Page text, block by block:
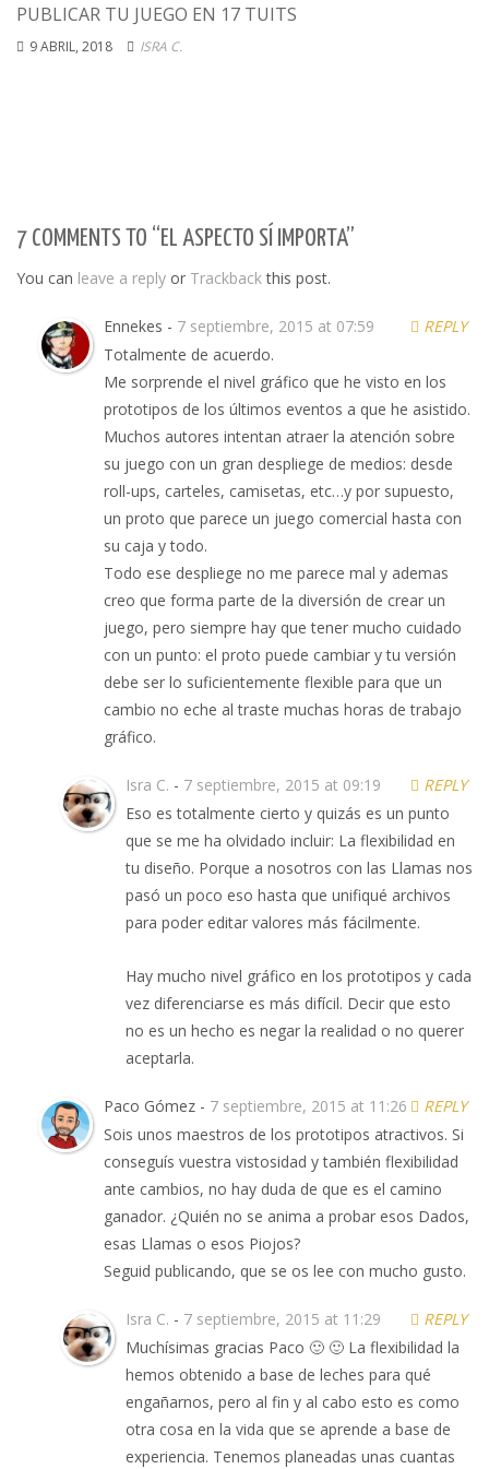
PUBLICAR TU JUEGO EN 17 TUITS
9 ABRIL, 2018 ISRA C.
7 COMMENTS TO “EL ASPECTO SÍ IMPORTA”
You can leave a reply or Trackbackthis post.
Ennekes - 7 septiembre, 2015 at 07:59
REPLY
Totalmente de acuerdo.
Me sorprende el nivel gráfico que he visto en los
prototipos de los últimos eventos a que he asistido.
Muchos autores intentan atraer la atención sobre
su juego con un gran despliege de medios: desde
roll-ups, carteles, camisetas, etc…y por supuesto,
un proto que parece un juego comercial hasta con
su caja y todo.
Todo ese despliege no me parece mal y ademas
creo que forma parte de la diversión de crear un
juego, pero siempre hay que tener mucho cuidado
con un punto: el proto puede cambiar y tu versión
debe ser lo suficientemente flexible para que un
cambio no eche al traste muchas horas de trabajo
gráfico.
Isra C. - 7 septiembre, 2015 at 09:19
REPLY
Eso es totalmente cierto y quizás es un punto
que se me ha olvidado incluir: La flexibilidad en
tu diseño. Porque a nosotros con las Llamas nos
pasó un poco eso hasta que unifiqué archivos
para poder editar valores más fácilmente.
Hay mucho nivel gráfico en los prototipos y cada
vez diferenciarse es más difícil. Decir que esto
no es un hecho es negar la realidad o no querer
aceptarla.
Paco Gómez - 7 septiembre, 2015 at 11:26
REPLY
Sois unos maestros de los prototipos atractivos. Si
conseguís vuestra vistosidad y también flexibilidad
ante cambios, no hay duda de que es el camino
ganador. ¿Quién no se anima a probar esos Dados,
esas Llamas o esos Piojos?
Seguid publicando, que se os lee con mucho gusto.
Isra C. - 7 septiembre, 2015 at 11:29
REPLY
Muchísimas gracias Paco 🙂 🙂 La flexibilidad la
hemos obtenido a base de leches para qué
engañarnos, pero al fin y al cabo esto es como
otra cosa en la vida que se aprende a base de
experiencia. Tenemos planeadas unas cuantas